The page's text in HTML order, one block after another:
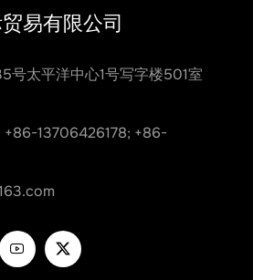
易有限公司
号太平洋中心1号写字楼501室
+86-13706426178; +86-